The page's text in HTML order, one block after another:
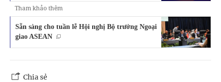
Tham khảo thêm
Sẵn sàng cho tuần lễ Hội nghị Bộ trưởng Ngoại
giao ASEAN
Chia sẻ